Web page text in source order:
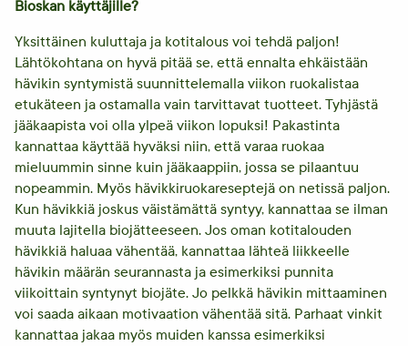
Bioskan käyttäjille?
Yksittäinen kuluttaja ja kotitalous voi tehdä paljon!
Lähtökohtana on hyvä pitää se, että ennalta ehkäistään
hävikin syntymistä suunnittelemalla viikon ruokalistaa
etukäteen ja ostamalla vain tarvittavat tuotteet. Tyhjästä
jääkaapista voi olla ylpeä viikon lopuksi! Pakastinta
kannattaa käyttää hyväksi niin, että varaa ruokaa
mieluummin sinne kuin jääkaappiin, jossa se pilaantuu
nopeammin. Myös hävikkiruokareseptejä on netissä paljon.
Kun hävikkiä joskus väistämättä syntyy, kannattaa se ilman
muuta lajitella biojätteeseen. Jos oman kotitalouden
hävikkiä haluaa vähentää, kannattaa lähteä liikkeelle
hävikin määrän seurannasta ja esimerkiksi punnita
viikoittain syntynyt biojäte. Jo pelkkä hävikin mittaaminen
voi saada aikaan motivaation vähentää sitä. Parhaat vinkit
kannattaa jakaa myös muiden kanssa esimerkiksi